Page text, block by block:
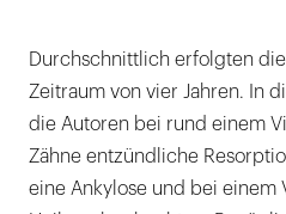
Durchschnittlich erfolgten
Zeitraum von vier Jahren. In
die Autoren bei rund einem
Zähne entzündliche
eine Ankylose und bei einem